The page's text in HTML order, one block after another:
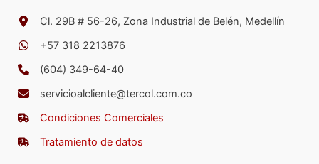
Cl. 29B # 56-26, Zona Industrial de Belén, Medellín
+57 318 2213876
(604) 349-64-40
servicioalcliente@tercol.com.co
Condiciones Comerciales
Tratamiento de datos